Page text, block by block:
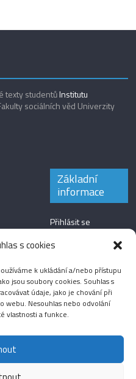
s cookies
k ukládání a/nebo přístupu
jsou soubory cookies. Souhlas s
údaje, jako je chování při
webu. Nesouhlas nebo odvolání
vlastnosti a funkce.
texty studentůInstitutu
sociálních věd Univerzity
Základní
informace
Přihlásit se
Zdroj kanálů
Kanál komentářů
Česká lokalizace